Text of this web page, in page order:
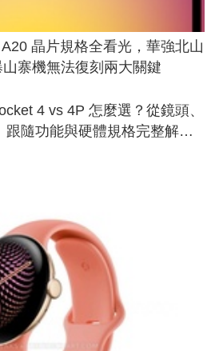
晶片規格全看光，華強北山
寨機無法復刻兩大關鍵
4 vs 4P 怎麼選？從鏡頭、
跟隨功能與硬體規格完整解